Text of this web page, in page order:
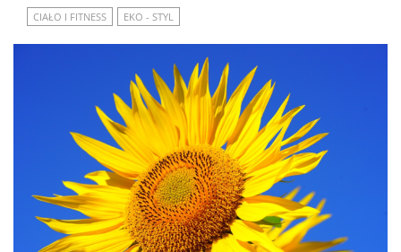
CIAŁO I FITNESS EKO - STYL